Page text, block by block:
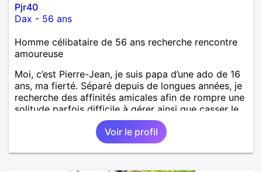
Pjr40
Dax - 56 ans
Homme célibataire de 56 ans recherche rencontre
amoureuse
Moi, c’est Pierre-Jean, je suis papa d’une ado de 16
ans, ma fierté. Séparé depuis de longues années, je
recherche des affinités amicales afin de rompre une
solitude parfois difficile à gérer ainsi que casser le
vague à l’âme. L’amitié reste extrêmement
importante à mes yeux mais peut se décliner en des
sentiments plus puissants. « Le temps fera son
œuvre » disait Arthur Schopenhauer, philosophe
Voir le profil